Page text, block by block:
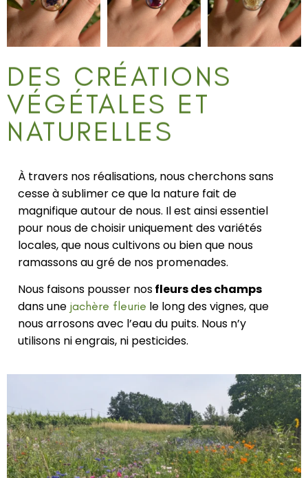
DES CRÉATIONS
VÉGÉTALES ET
NATURELLES
À travers nos réalisations, nous cherchons sans
cesse à sublimer ce que la nature fait de
magnifique autour de nous. Il est ainsi essentiel
pour nous de choisir uniquement des variétés
locales, que nous cultivons ou bien que nous
ramassons au gré de nos promenades.
Nous faisons pousser nosfleurs des champs
dans une jachère fleurie le long des vignes, que
nous arrosons avec l’eau du puits. Nous n’y
utilisons ni engrais, ni pesticides.